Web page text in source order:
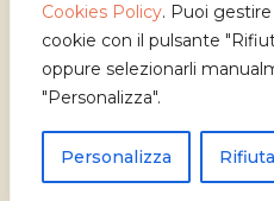
Cookies Policy. Puoi
cookie con il pulsante
oppure selezionarli
"Personalizza".
Personalizza
Copyright 2026 -